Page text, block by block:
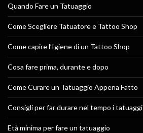
Quando Fare un Tatuaggio
Come Scegliere Tatuatore e Tattoo Shop
Come capire l’Igiene di un Tattoo Shop
Cosa fare prima, durante e dopo
Come Curare un Tatuaggio Appena Fatto
Consigli per far durare nel tempo i tatuaggi
Età minima per fare un tatuaggio